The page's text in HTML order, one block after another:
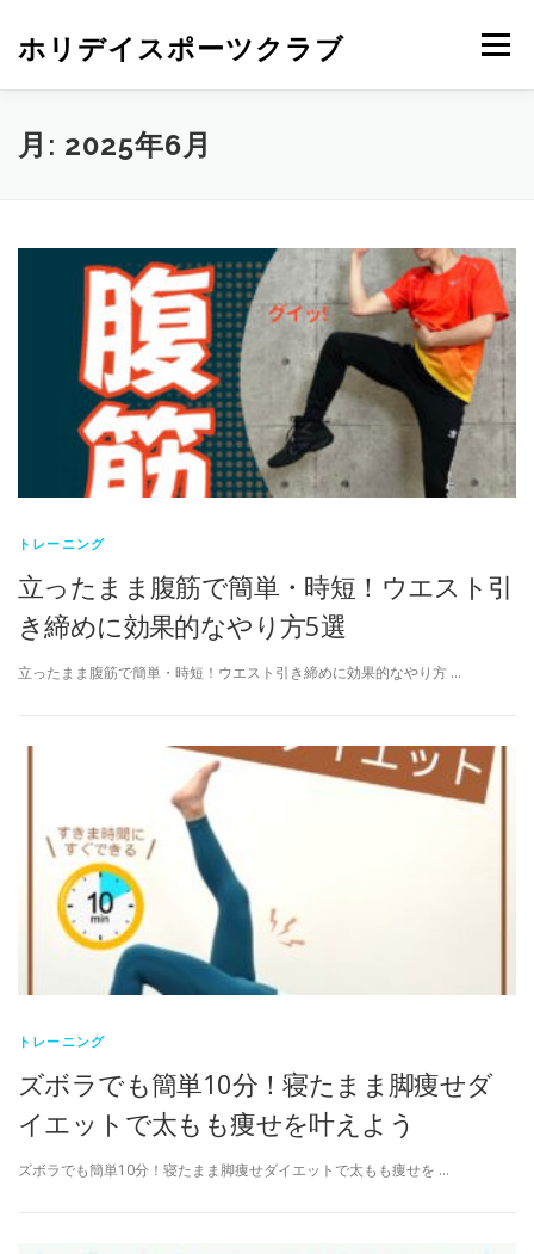
ホリデイスポーツクラブ メニュー
月: 2025年6月
トレーニング
立ったまま腹筋で簡単・時短！ウエスト引
き締めに効果的なやり方5選
立ったまま腹筋で簡単・時短！ウエスト引き締めに効果的なやり方 …
トレーニング
ズボラでも簡単10分！寝たまま脚痩せダ
イエットで太もも痩せを叶えよう
ズボラでも簡単10分！寝たまま脚痩せダイエットで太もも痩せを …